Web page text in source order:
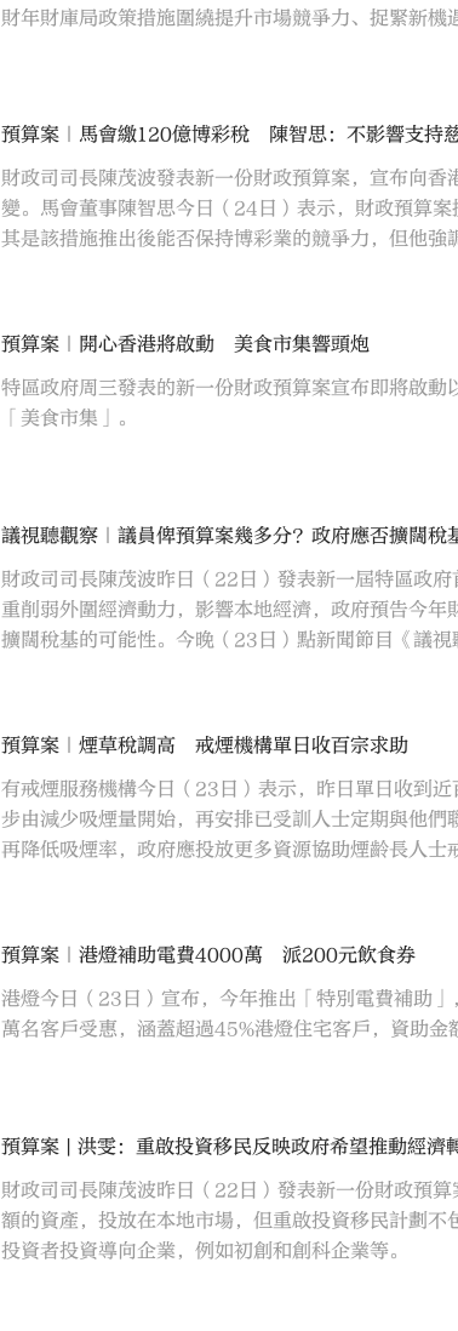
財年財庫局政策措施圍繞提升市場競爭力、捉緊新機
預算案｜馬會繳120億博彩稅 陳智思：不影響支持
財政司司長陳茂波發表新一份財政預算案，宣布向
變。馬會董事陳智思今日（24日）表示，財政預算
其是該措施推出後能否保持博彩業的競爭力，但他強
預算案｜開心香港將啟動 美食市集響頭炮
特區政府周三發表的新一份財政預算案宣布即將啟
「美食市集」。
議視聽觀察｜議員俾預算案幾多分？政府應否擴闊稅
財政司司長陳茂波昨日（22日）發表新一屆特區政
重削弱外圍經濟動力，影響本地經濟，政府預告今
擴闊稅基的可能性。今晚（23日）點新聞節目《議
預算案｜煙草稅調高 戒煙機構單日收百宗求助
有戒煙服務機構今日（23日）表示，昨日單日收到
步由減少吸煙量開始，再安排已受訓人士定期與他
再降低吸煙率，政府應投放更多資源協助煙齡長人士
預算案｜港燈補助電費4000萬 派200元飲食券
港燈今日（23日）宣布，今年推出「特別電費補助
萬名客戶受惠，涵蓋超過45%港燈住宅客戶，資助金
預算案 | 洪雯：重啟投資移民反映政府希望推動經濟
財政司司長陳茂波昨日（22日）發表新一份財政預
額的資產，投放在本地市場，但重啟投資移民計劃
投資者投資導向企業，例如初創和創科企業等。